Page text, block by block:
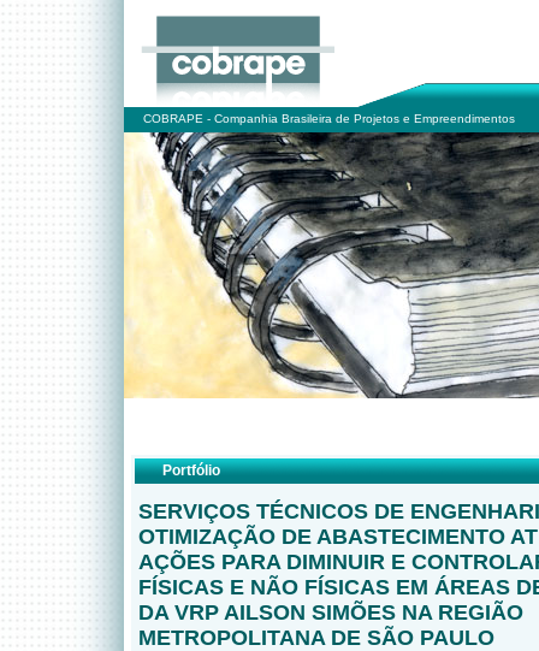
COBRAPE - Companhia Brasileira de Projetos e Empreendimentos
Portfólio
SERVIÇOS TÉCNICOS DE
OTIMIZAÇÃO DE ABASTECIMENTO
AÇÕES PARA DIMINUIR E
FÍSICAS E NÃO FÍSICAS EM ÁREAS
DA VRP AILSON SIMÕES NA REGIÃO
METROPOLITANA DE SÃO PAULO